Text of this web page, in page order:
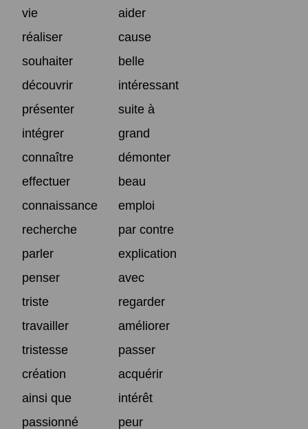
vie
aider
réaliser
cause
souhaiter
belle
découvrir
intéressant
présenter
suite à
intégrer
grand
connaître
démonter
effectuer
beau
connaissance
emploi
recherche
par contre
parler
explication
penser
avec
triste
regarder
travailler
améliorer
tristesse
passer
création
acquérir
ainsi que
intérêt
passionné
peur